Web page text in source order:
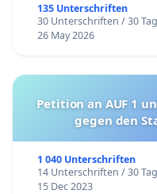
135 Unterschriften
30 Unterschriften / 30
26 May 2026
Petition an AUF 1
gegen den
1 040 Unterschriften
14 Unterschriften / 30
15 Dec 2023